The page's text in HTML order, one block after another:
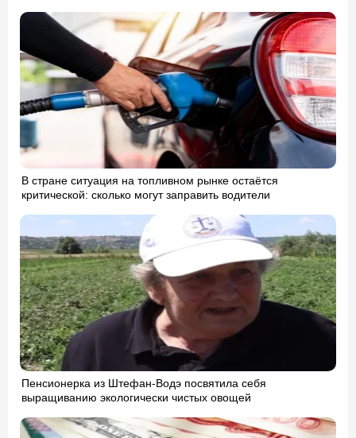
В стране ситуация на топливном рынке остаётся
критической: сколько могут заправить водители
Пенсионерка из Штефан-Водэ посвятила себя
выращиванию экологически чистых овощей